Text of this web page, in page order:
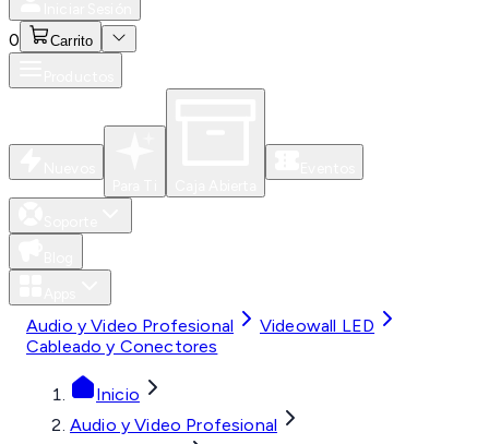
0 Carrito
Audio y Video Profesional
Videowall LED
Cableado y Conectores
Inicio
Audio y Video Profesional